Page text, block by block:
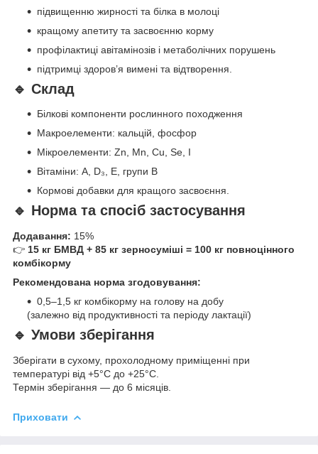
підвищенню жирності та білка в молоці
кращому апетиту та засвоєнню корму
профілактиці авітамінозів і метаболічних порушень
підтримці здоров’я вимені та відтворення.
🔹 Склад
Білкові компоненти рослинного походження
Макроелементи: кальцій, фосфор
Мікроелементи: Zn, Mn, Cu, Se, I
Вітаміни: A, D₃, E, групи B
Кормові добавки для кращого засвоєння.
🔹 Норма та спосіб застосування
Додавання: 15%
👉 15 кг БМВД + 85 кг зерносуміші = 100 кг повноцінного
комбікорму
Рекомендована норма згодовування:
0,5–1,5 кг комбікорму на голову на добу
(залежно від продуктивності та періоду лактації)
🔹 Умови зберігання
Зберігати в сухому, прохолодному приміщенні при
температурі від +5°C до +25°C.
Термін зберігання — до 6 місяців.
Приховати